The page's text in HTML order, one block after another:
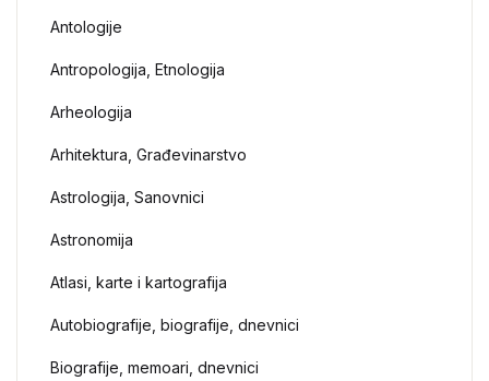
Antologije
Antropologija, Etnologija
Arheologija
Arhitektura, Građevinarstvo
Astrologija, Sanovnici
Astronomija
Atlasi, karte i kartografija
Autobiografije, biografije, dnevnici
Biografije, memoari, dnevnici